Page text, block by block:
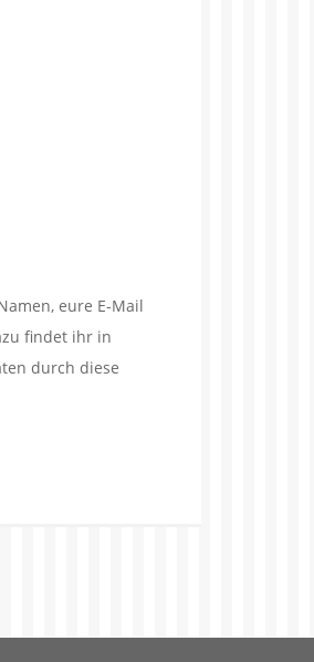
eure E-Mail
findet ihr in
durch diese